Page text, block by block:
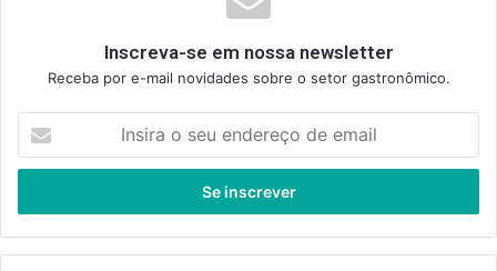
Inscreva-se em nossa newsletter
Receba por e-mail novidades sobre o setor gastronômico.
seu
de
email